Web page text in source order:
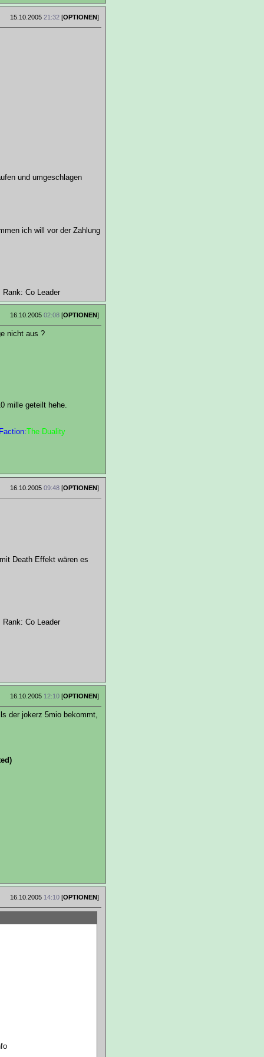
15.10.2005 21:32 [OPTIONEN]
und umgeschlagen
ich will vor der Zahlung
Co Leader
16.10.2005 02:08 [OPTIONEN]
nicht aus ?
mille geteilt hehe.
Faction:The Duality
16.10.2005 09:48 [OPTIONEN]
Death Effekt wären es
Co Leader
16.10.2005 12:10 [OPTIONEN]
der jokerz 5mio bekommt,
16.10.2005 14:10 [OPTIONEN]